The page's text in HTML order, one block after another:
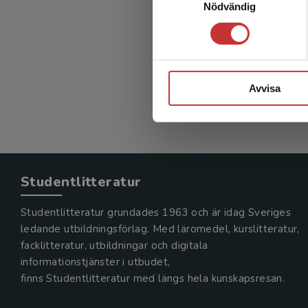
Nödvändig
Avvisa
Studentlitteratur
Studentlitteratur grundades 1963 och är idag Sveriges
ledande utbildningsförlag. Med läromedel, kurslitteratur,
facklitteratur, utbildningar och digitala
informationstjänster i utbudet,
finns Studentlitteratur med längs hela kunskapsresan.